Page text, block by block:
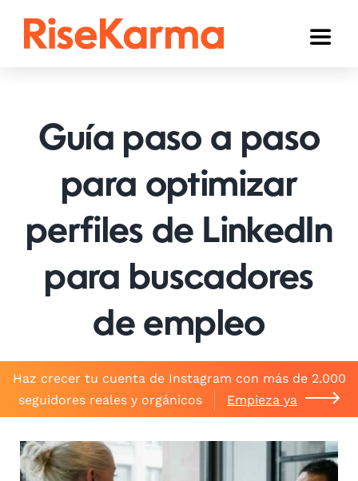
Toggle
TikTok
Facebook
Twitter (𝕏)
Otros
Guía paso a paso
para optimizar
perfiles de LinkedIn
para buscadores
de empleo
Haz crecer tu cuenta de Instagram con más de 2.000
seguidores reales y orgánicos
Empieza ya